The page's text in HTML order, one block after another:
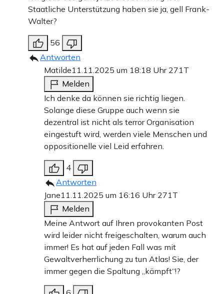
Staatliche Unterstützung haben sie ja, gell Frank-
Walter?
56
Antworten
Matilde11.11.2025 um 18:18 Uhr 271T
Melden
Ich denke da können sie richtig liegen.
Solange diese Gruppe auch wenn sie
dezentral ist nicht als terror Organisation
eingestuft wird, werden viele Menschen und
oppositionelle viel Leid erfahren.
4
Antworten
Jane11.11.2025 um 16:16 Uhr 271T
Melden
Meine Antwort auf Ihren provokanten Post
wird leider nicht freigeschalten, warum auch
immer! Es hat auf jeden Fall was mit
Gewaltverherrlichung zu tun Atlas! Sie, der
immer gegen die Spaltung „kämpft“!?